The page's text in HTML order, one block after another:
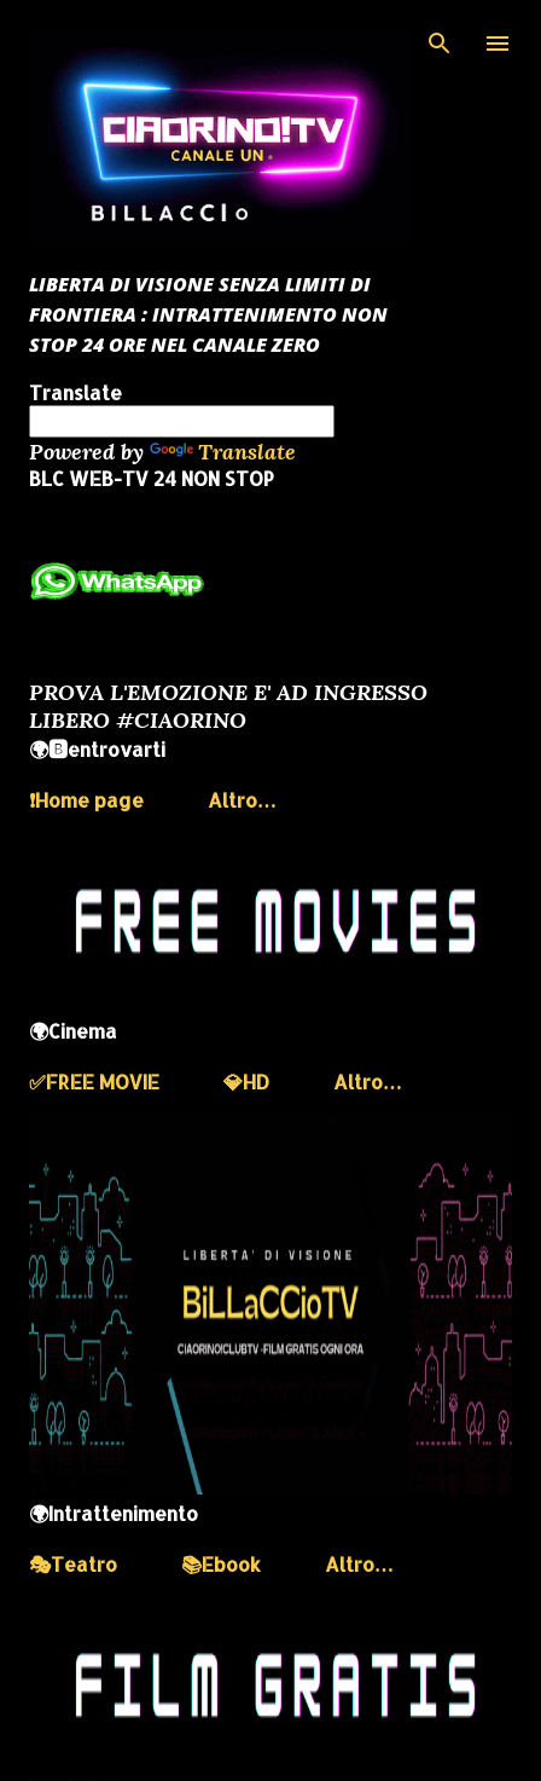
LIBERTA DI VISIONE SENZA LIMITI DI
FRONTIERA : INTRATTENIMENTO NON
STOP 24 ORE NEL CANALE ZERO
Translate
Powered by Translate
BLC WEB-TV 24 NON STOP
PROVA L'EMOZIONE E' AD INGRESSO
LIBERO #CIAORINO
🌍🅱️entrovarti
❗️Home page
Altro…
🌍Cinema
✅️FREE MOVIE
💎HD Altro…
🌍Intrattenimento
🎭Teatro
📚Ebook Altro…